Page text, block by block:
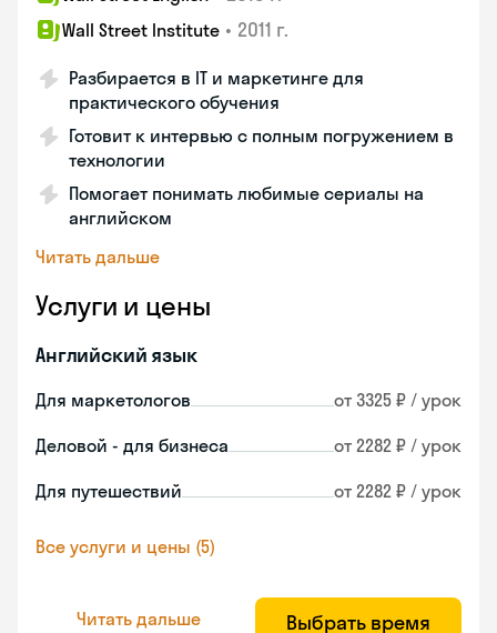
Wall Street Institute • 2011 г.
Разбирается в IT и маркетинге для
практического обучения
Готовит к интервью с полным погружением в
технологии
Помогает понимать любимые сериалы на
английском
Читать дальше
Услуги и цены
Английский язык
Для маркетологов от 3325 ₽ / урок
Деловой - для бизнеса от 2282 ₽ / урок
Для путешествий от 2282 ₽ / урок
Все услуги и цены (5)
Читать дальше Выбрать время